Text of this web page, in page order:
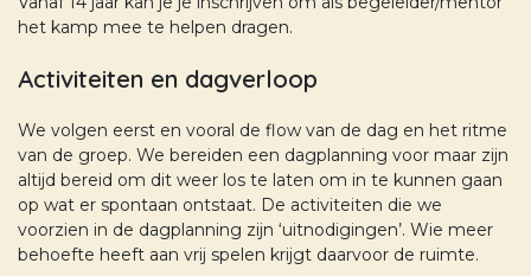
het kamp mee te helpen dragen.
Activiteiten en dagverloop
We volgen eerst en vooral de flow van de dag en het ritme
van de groep. We bereiden een dagplanning voor maar zijn
altijd bereid om dit weer los te laten om in te kunnen gaan
op wat er spontaan ontstaat. De activiteiten die we
voorzien in de dagplanning zijn ‘uitnodigingen’. Wie meer
behoefte heeft aan vrij spelen krijgt daarvoor de ruimte.